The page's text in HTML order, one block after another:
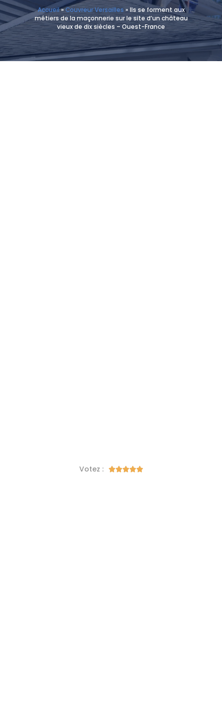
Accueil»Couvreur Versailles»Ils se forment aux
métiers de la maçonnerie sur le site d’un château
vieux de dix siècles – Ouest-France
Votez : 